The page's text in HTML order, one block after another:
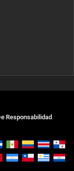
Responsabilidad